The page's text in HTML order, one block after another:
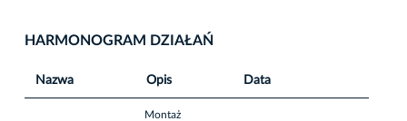
HARMONOGRAM DZIAŁAŃ
Nazwa Opis Data
Montaż